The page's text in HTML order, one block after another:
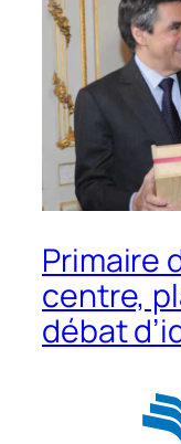
Primaire
centre,
débat